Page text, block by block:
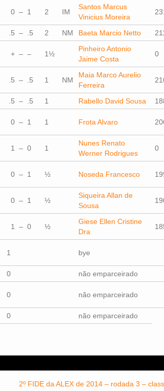
0 – 1 2 IM
Santos Marcus
Vinicius Moreira
.5 – .5 2 NM Baeta Marcio Netto
+ – – 1½
Pinheiro Antonio
Jaime Costa
0
.5 – .5 1 NM
Maia Marco Aurelio
Ferreira
.5 – .5 1 Rabello David Sousa
0 – 1 1 Frota Alvaro
1 – 0 1
Nunes Renato
Werner Rodrigues
0
0 – 1 ½ Noseda Francesco
0 – 1 ½
Siqueira Allan de
Sousa
1 – 0 ½
Giese Ellen Cristine
Dra
1 bye
0 não emparceirado
0 não emparceirado
0 não emparceirado
2º FIDE da ALEX de 2014 – rodada 3 –